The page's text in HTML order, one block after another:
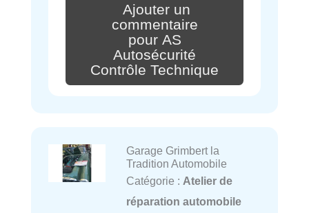
Ajouter un
commentaire
pour AS
Autosécurité
Contrôle Technique
Garage Grimbert la
Tradition Automobile
Catégorie : Atelier de
réparation automobile